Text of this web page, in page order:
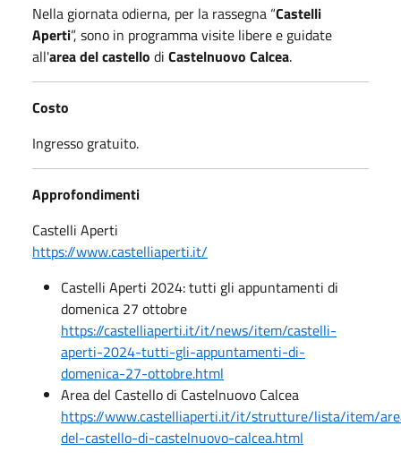
Nella giornata odierna, per la rassegna “Castelli
Aperti”, sono in programma visite libere e guidate
all'area del castello di Castelnuovo Calcea.
Costo
Ingresso gratuito.
Approfondimenti
Castelli Aperti
https://www.castelliaperti.it/
Castelli Aperti 2024: tutti gli appuntamenti di
domenica 27 ottobre
https://castelliaperti.it/it/news/item/castelli-
aperti-2024-tutti-gli-appuntamenti-di-
domenica-27-ottobre.html
Area del Castello di Castelnuovo Calcea
https://www.castelliaperti.it/it/strutture/lista/item/
del-castello-di-castelnuovo-calcea.html